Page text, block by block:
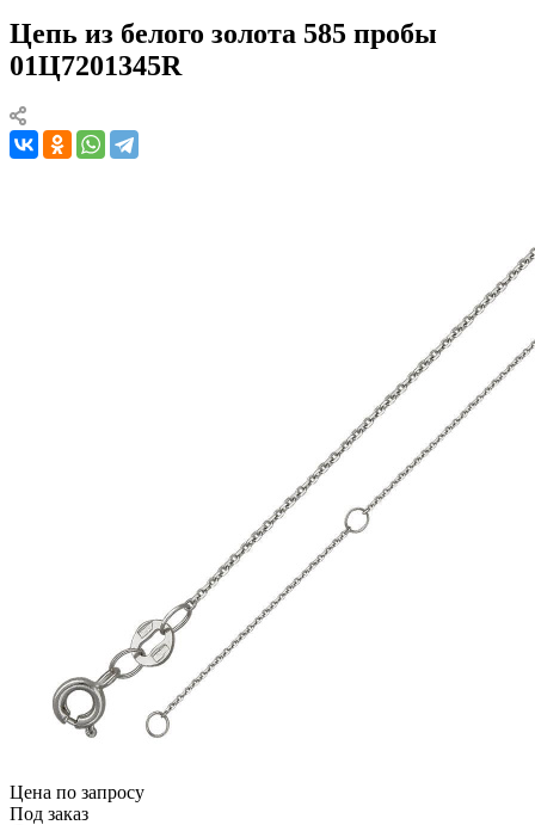
Цепь из белого золота 585 пробы
01Ц7201345R
Цена по запросу
Под заказ